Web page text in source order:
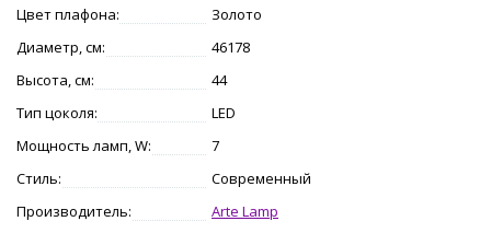
Цвет плафона:
Золото
Диаметр, см:
46178
Высота, см:
44
Тип цоколя:
LED
Мощность ламп, W:
7
Стиль:
Современный
Производитель:
Arte Lamp